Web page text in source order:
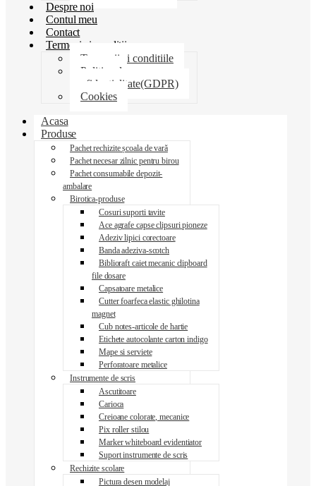
Despre noi
Contul meu
Contact
Termeni si conditii
Termenii si conditiile
Politica de
confidentialitate(GDPR)
Cookies
Acasa
Produse
Pachet rechizite școala de vară
Pachet necesar zilnic pentru birou
Pachet consumabile depozit-
ambalare
Birotica-produse
Cosuri suporti tavite
Ace agrafe capse clipsuri pioneze
Adeziv lipici corectoare
Banda adeziva-scotch
Biblioraft caiet mecanic clipboard
file dosare
Capsatoare metalice
Cutter foarfeca elastic ghilotina
magnet
Cub notes-articole de hartie
Etichete autocolante carton indigo
Mape si serviete
Perforatoare metalice
Instrumente de scris
Ascutitoare
Carioca
Creioane colorate, mecanice
Pix roller stilou
Marker whiteboard evidentiator
Suport instrumente de scris
Rechizite scolare
Pictura desen modelaj